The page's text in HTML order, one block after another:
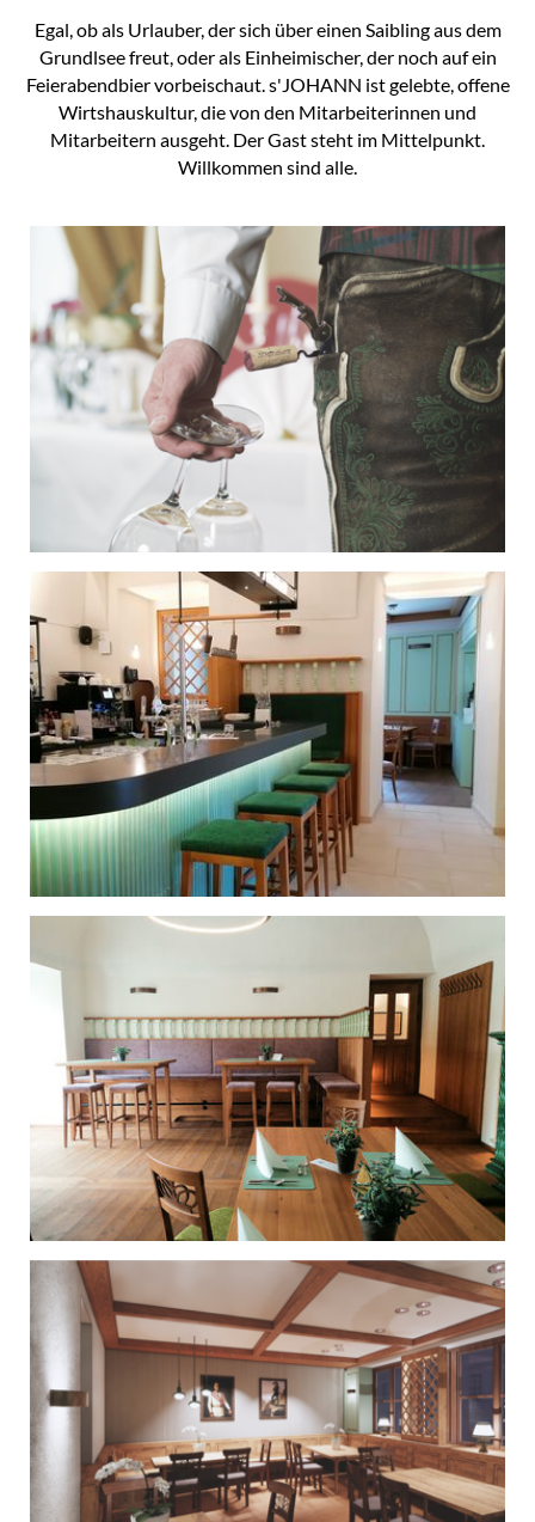
Egal, ob als Urlauber, der sich über einen Saibling aus dem
Grundlsee freut, oder als Einheimischer, der noch auf ein
Feierabendbier vorbeischaut. s'JOHANN ist gelebte, offene
Wirtshauskultur, die von den Mitarbeiterinnen und
Mitarbeitern ausgeht. Der Gast steht im Mittelpunkt.
Willkommen sind alle.